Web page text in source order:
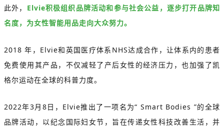
此外， Elvie积极组织品牌活动和参与社会公益，逐步打开品牌知
名度，为女性智能用品走向大众努力。
2018 年，Elvie和英国医疗体系NHS达成合作，让体系内的患者
免费使用其产品，不仅减轻了产后女性的经济压力，也加强了凯
格尔运动在全球的科普力度。
2022年3月8日，Elvie推出了一项名为“ Smart Bodies ”的全球
品牌活动，以纪念国际妇女节，旨在传递女性科技改善生活，并